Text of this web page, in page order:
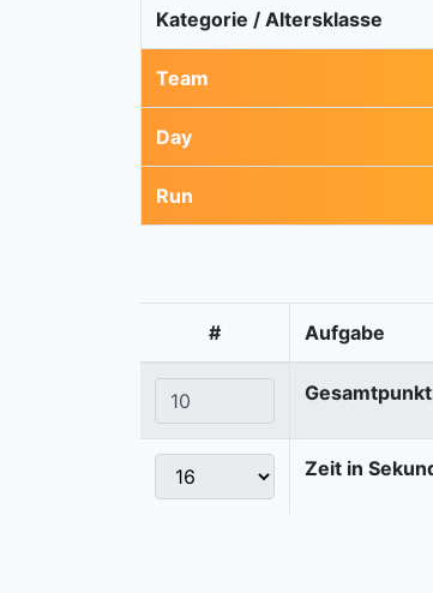
Kategorie / Altersklasse
Team
Day
Run
# Aufgabe
Zeit in